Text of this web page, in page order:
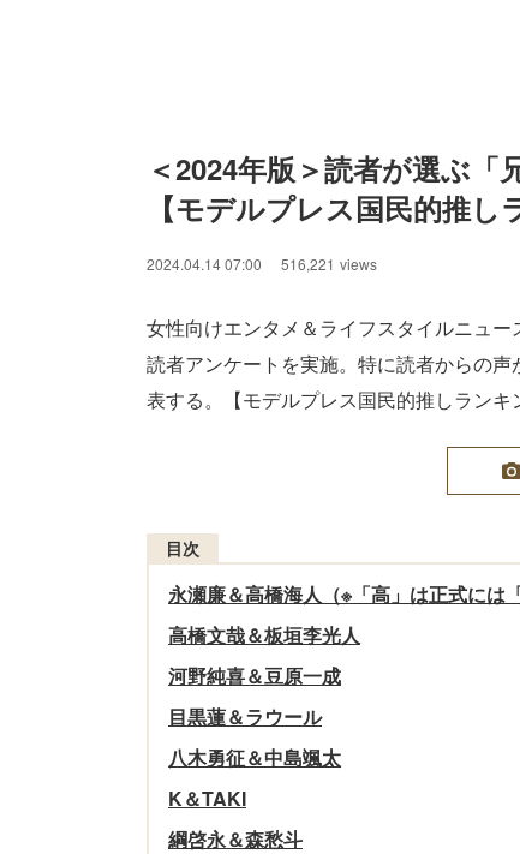
＜2024年版＞読者が選ぶ
【モデルプレス国民的推し
2024.04.14 07:00 516,221 views
女性向けエンタメ＆ライフスタイルニュ
読者アンケートを実施。特に読者からの
表する。【モデルプレス国民的推しランキ
目次
永瀬廉＆高橋海人（※「高」は正式には
高橋文哉＆板垣李光人
河野純喜＆豆原一成
目黒蓮＆ラウール
八木勇征＆中島颯太
K＆TAKI
綱啓永＆森愁斗